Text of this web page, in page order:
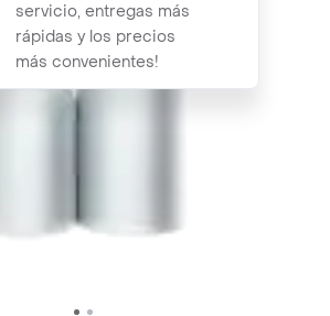
servicio, entregas más
rápidas y los precios
más convenientes!